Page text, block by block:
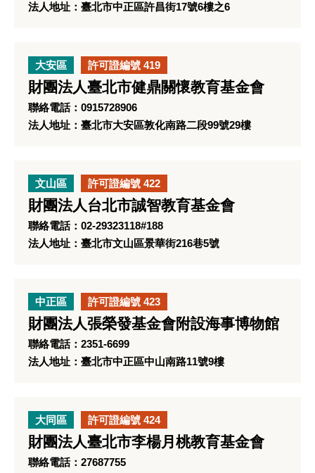
法人地址：臺北市中正區許昌街17號6樓之6
大安區 許可證編號 419
財團法人臺北市健鼎關懷教育基金會
聯絡電話：0915728906
法人地址：臺北市大安區敦化南路二段99號29樓
文山區 許可證編號 422
財團法人台北市誠智教育基金會
聯絡電話：02-29323118#188
法人地址：臺北市文山區景華街216巷5號
中正區 許可證編號 423
財團法人張榮發基金會附設海事博物館
聯絡電話：2351-6699
法人地址：臺北市中正區中山南路11號9樓
大同區 許可證編號 424
財團法人臺北市李楊月桃教育基金會
聯絡電話：27687755